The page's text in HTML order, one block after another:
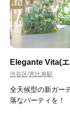
Elegante Vita(
渋谷区/恵比寿駅
全天候型の新ガー
落なパーティを！